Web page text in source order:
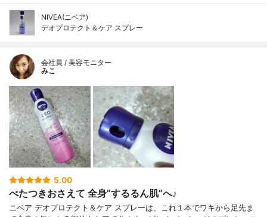
NIVEA(ニベア)
デオプロテクト＆ケア スプレー
会社員 / 美容モニター
みこ
5.00
べたつきおさえて 全身”するるん肌”へ♪
ニベア デオプロテクト＆ケア スプレーは、これ１本でワキから足先ま